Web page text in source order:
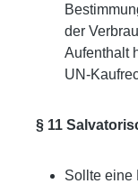
der
Aufenthalt
UN-
§ 11
Sollte eine